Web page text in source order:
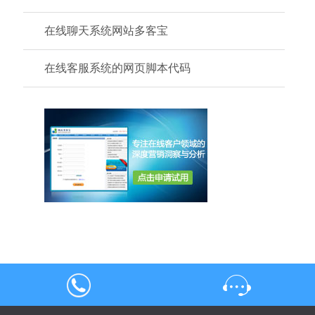
在线聊天系统网站多客宝
在线客服系统的网页脚本代码